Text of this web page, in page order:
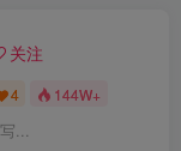
关注
4 144W+
...